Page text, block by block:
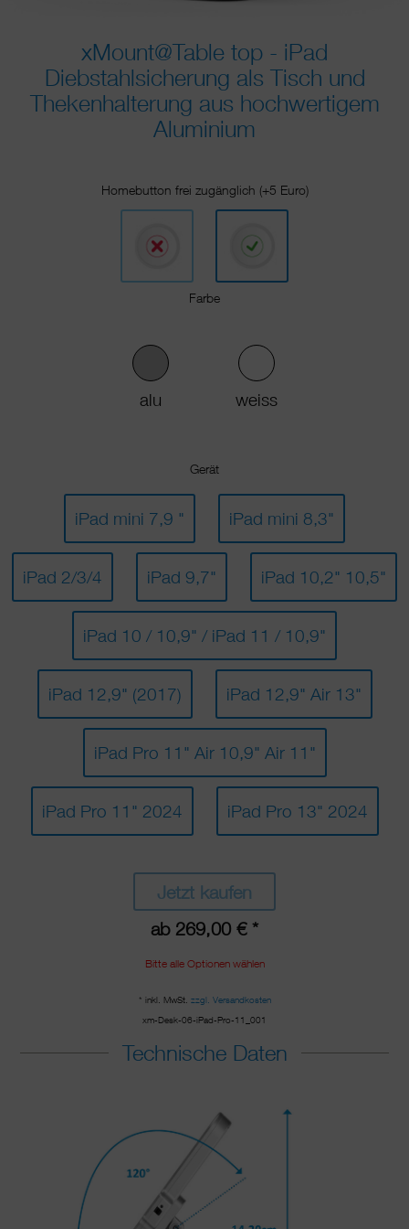
xMount@Table top - iPad
Diebstahlsicherung als Tisch und
Thekenhalterung aus hochwertigem
Aluminium
Homebutton frei zugänglich (+5 Euro)
Farbe
alu weiss
Gerät
iPad mini 7,9 " iPad mini 8,3"
iPad 2/3/4 iPad 9,7" iPad 10,2" 10,5"
iPad 10 / 10,9" / iPad 11 / 10,9"
iPad 12,9" (2017) iPad 12,9" Air 13"
iPad Pro 11" Air 10,9" Air 11"
iPad Pro 11" 2024 iPad Pro 13" 2024
Jetzt kaufen
ab 269,00 € *
Bitte alle Optionen wählen
* inkl. MwSt. zzgl. Versandkosten
xm-Desk-06-iPad-Pro-11_001
Technische Daten